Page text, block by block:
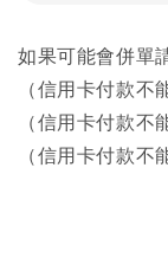
如果可能會併單
（信用卡付款不
（信用卡付款不
（信用卡付款不